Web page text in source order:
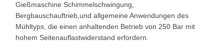
Gießmaschine Schimmelschwingung,
Bergbauschauftrieb,und allgemeine Anwendungen des
Mühltyps, die einen anhaltenden Betrieb von 250 Bar mit
hohem Seitenauflastwiderstand erfordern.